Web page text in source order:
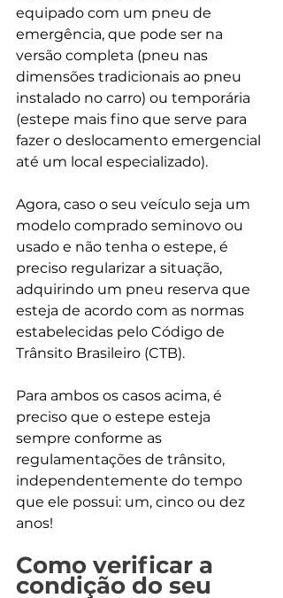
equipado com um pneu de
emergência, que pode ser na
versão completa (pneu nas
dimensões tradicionais ao pneu
instalado no carro) ou temporária
(estepe mais fino que serve para
fazer o deslocamento emergencial
até um local especializado).
Agora, caso o seu veículo seja um
modelo comprado seminovo ou
usado e não tenha o estepe, é
preciso regularizar a situação,
adquirindo um pneu reserva que
esteja de acordo com as normas
estabelecidas pelo Código de
Trânsito Brasileiro (CTB).
Para ambos os casos acima, é
preciso que o estepe esteja
sempre conforme as
regulamentações de trânsito,
independentemente do tempo
que ele possui: um, cinco ou dez
anos!
Como verificar a
condição do seu